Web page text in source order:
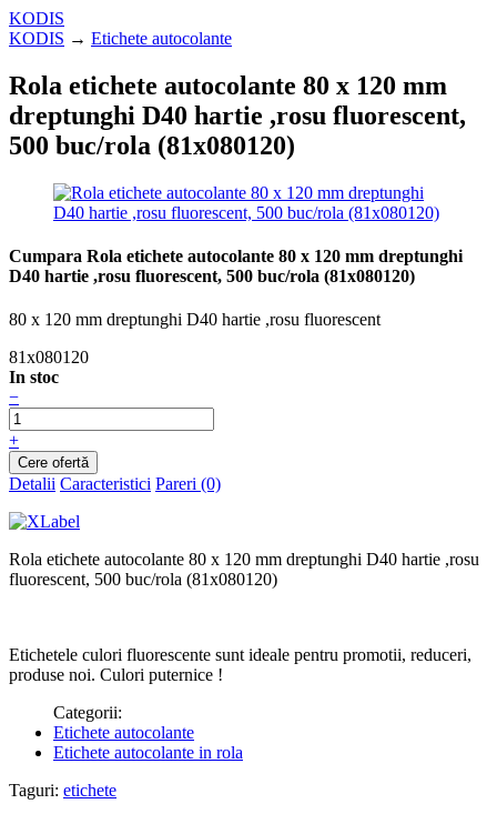
KODIS
KODIS → Etichete autocolante
Rola etichete autocolante 80 x 120 mm
dreptunghi D40 hartie ,rosu fluorescent,
500 buc/rola (81x080120)
Cumpara Rola etichete autocolante 80 x 120 mm dreptunghi
D40 hartie ,rosu fluorescent, 500 buc/rola (81x080120)
80 x 120 mm dreptunghi D40 hartie ,rosu fluorescent
81x080120
In stoc
−
+
Detalii Caracteristici Pareri (0)
Rola etichete autocolante 80 x 120 mm dreptunghi D40 hartie ,rosu
fluorescent, 500 buc/rola (81x080120)
Etichetele culori fluorescente sunt ideale pentru promotii, reduceri,
produse noi. Culori puternice !
Categorii:
Etichete autocolante
Etichete autocolante in rola
Taguri: etichete